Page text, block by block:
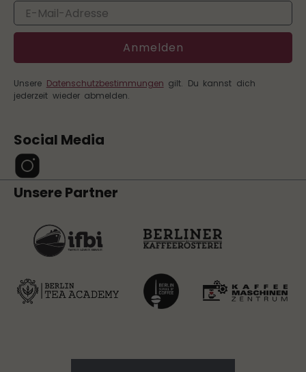
Email
Anmelden
Unsere Datenschutzbestimmungen gilt. Du kannst dich
jederzeit wieder abmelden.
Social Media
Unsere Partner